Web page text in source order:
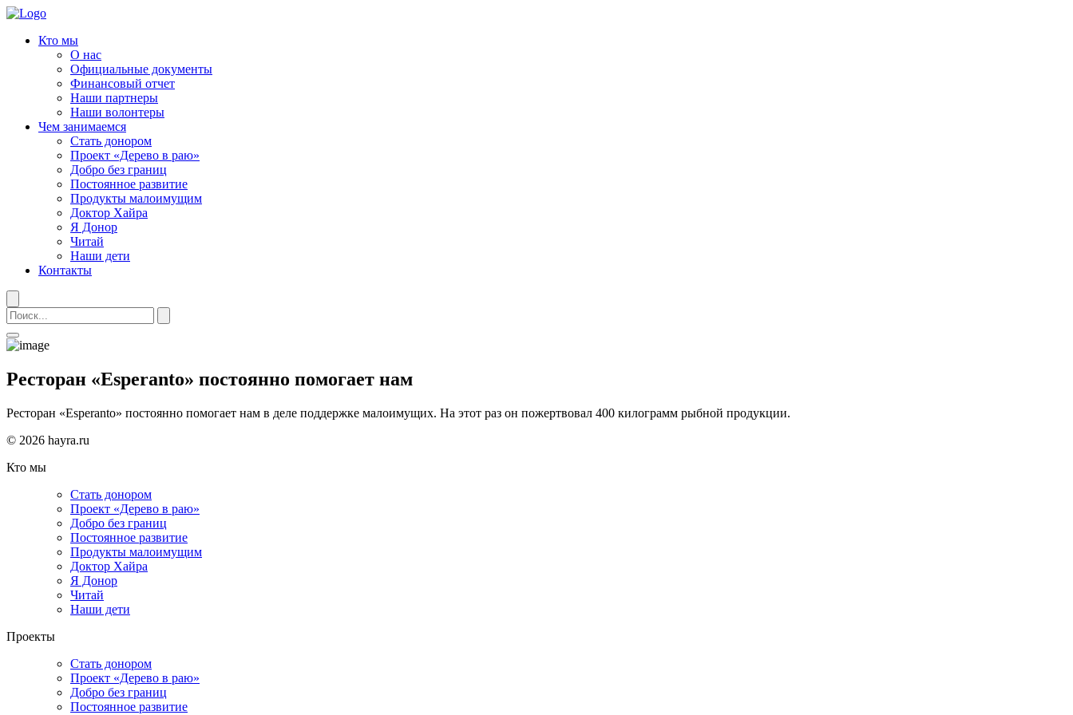
Кто мы
О нас
Официальные документы
Финансовый отчет
Наши партнеры
Наши волонтеры
Чем занимаемся
Стать донором
Проект «Дерево в раю»
Добро без границ
Постоянное развитие
Продукты малоимущим
Доктор Хайра
Я Донор
Читай
Наши дети
Контакты
Ресторан «Esperanto» постоянно помогает нам
Ресторан «Esperanto» постоянно помогает нам в деле поддержке малоимущих. На этот раз он пожертвовал 400 килограмм рыбной продукции.
© 2026 hayra.ru
Кто мы
Стать донором
Проект «Дерево в раю»
Добро без границ
Постоянное развитие
Продукты малоимущим
Доктор Хайра
Я Донор
Читай
Наши дети
Проекты
Стать донором
Проект «Дерево в раю»
Добро без границ
Постоянное развитие